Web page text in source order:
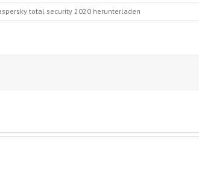
total security 2020 herunterladen